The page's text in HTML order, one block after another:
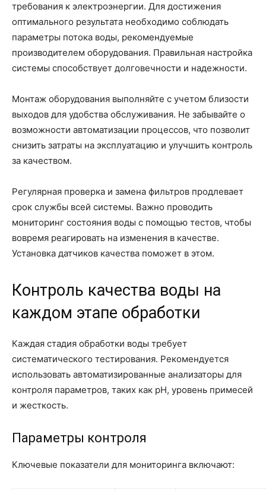
требования к электроэнергии. Для достижения
оптимального результата необходимо соблюдать
параметры потока воды, рекомендуемые
производителем оборудования. Правильная настройка
системы способствует долговечности и надежности.
Монтаж оборудования выполняйте с учетом близости
выходов для удобства обслуживания. Не забывайте о
возможности автоматизации процессов, что позволит
снизить затраты на эксплуатацию и улучшить контроль
за качеством.
Регулярная проверка и замена фильтров продлевает
срок службы всей системы. Важно проводить
мониторинг состояния воды с помощью тестов, чтобы
вовремя реагировать на изменения в качестве.
Установка датчиков качества поможет в этом.
Контроль качества воды на
каждом этапе обработки
Каждая стадия обработки воды требует
систематического тестирования. Рекомендуется
использовать автоматизированные анализаторы для
контроля параметров, таких как pH, уровень примесей
и жесткость.
Параметры контроля
Ключевые показатели для мониторинга включают: